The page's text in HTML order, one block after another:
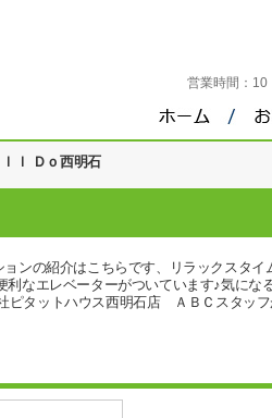
営業時間： 10
ｌ Ｄｏ西明石
ンの紹介はこちらです、リラックスタ
なエレベーターがついています♪気にな
ピタットハウス西明石店 ＡＢＣスタッ